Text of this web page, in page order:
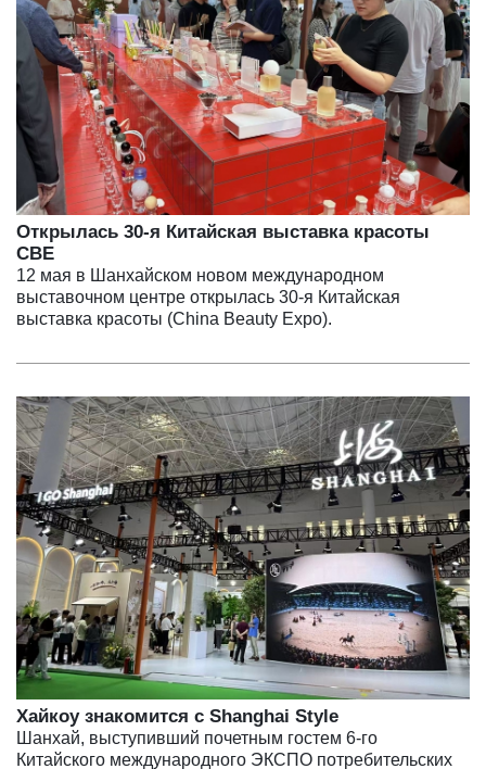
Открылась 30-я Китайская выставка красоты
CBE
12 мая в Шанхайском новом международном
выставочном центре открылась 30-я Китайская
выставка красоты (China Beauty Expo).
Хайкоу знакомится с Shanghai Style
Шанхай, выступивший почетным гостем 6-го
Китайского международного ЭКСПО потребительских